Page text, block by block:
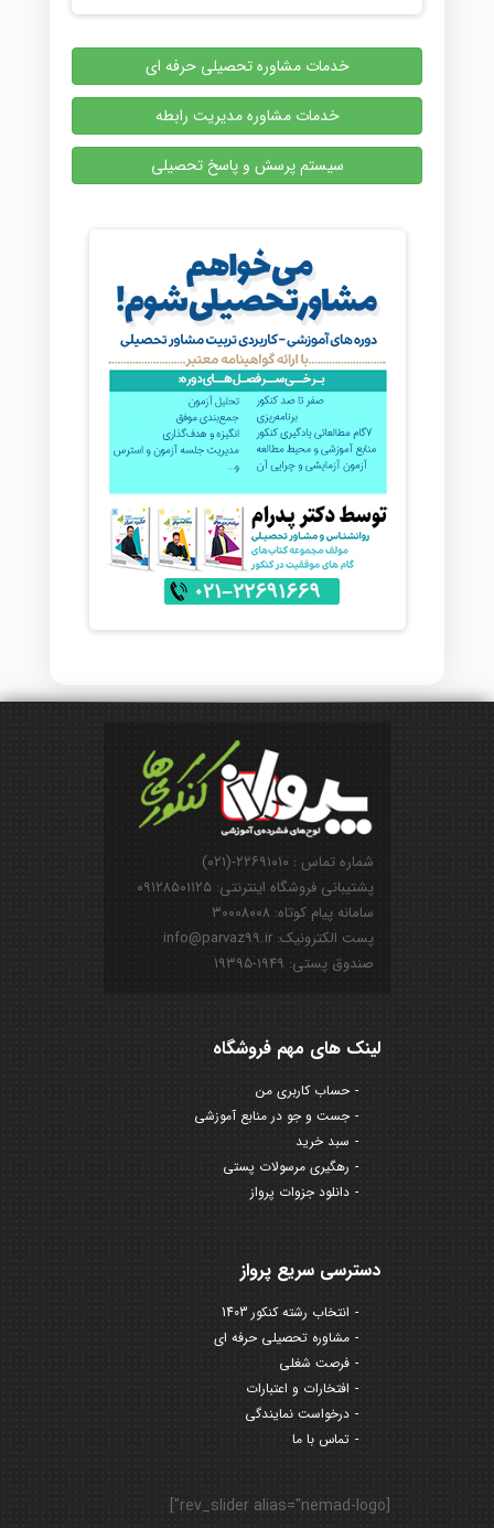
خدمات مشاوره تحصیلی حرفه ای
خدمات مشاوره مدیریت رابطه
سیستم پرسش و پاسخ تحصیلی
شماره تماس : ۲۲۶۹۱۰۱۰-(۰۲۱)
پشتیبانی فروشگاه اینترنتی: ۰۹۱۲۸۵۰۱۱۲۵
سامانه پیام کوتاه: ۳۰۰۰۸۰۰۸
پست الکترونیک: info@parvaz99.ir
صندوق پستی: ۱۹۴۹-۱۹۳۹۵
لینک های مهم فروشگاه
حساب کاربری من
جست و جو در منابع آموزشی
سبد خرید
رهگیری مرسولات پستی
دانلود جزوات پرواز
دسترسی سریع پرواز
انتخاب رشته کنکور 1403
مشاوره تحصیلی حرفه ای
فرصت شغلی
افتخارات و اعتبارات
درخواست نمایندگی
تماس با ما
[rev_slider alias="nemad-logo"]